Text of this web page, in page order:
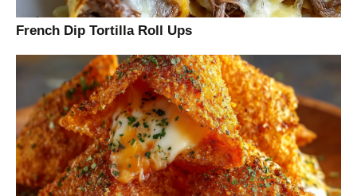
French Dip Tortilla Roll Ups